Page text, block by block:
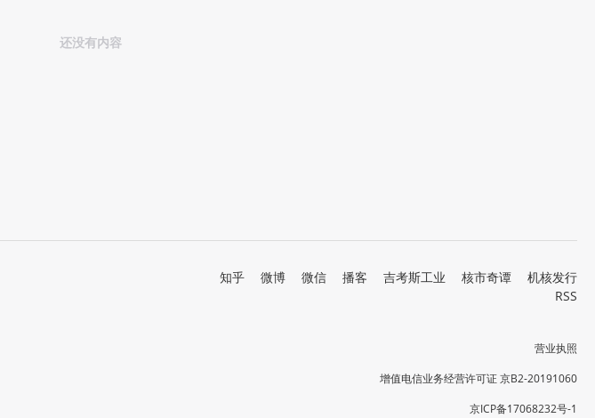
还没有内容
知乎 微博 微信 播客 吉考斯工业 核市奇谭
机核发行
RSS
营业执照
增值电信业务经营许可证 京B2-20191060
京ICP备17068232号-1